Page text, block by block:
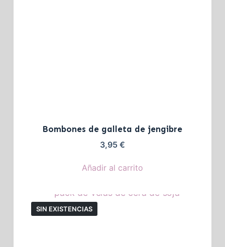
Bombones de galleta de jengibre
3,95 €
Añadir al carrito
SIN EXISTENCIAS